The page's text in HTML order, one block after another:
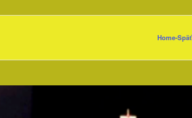
Home-Späť